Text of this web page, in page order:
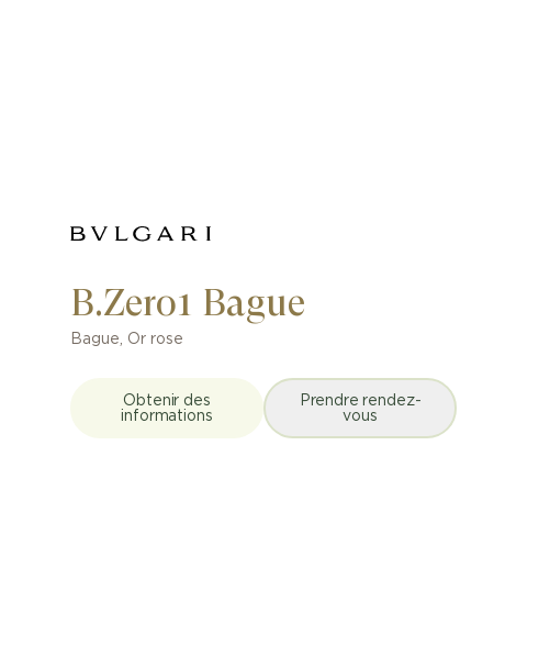
B.Zero1 Bague
Bague, Or rose
Obtenir des
informations
Prendre rendez-
vous